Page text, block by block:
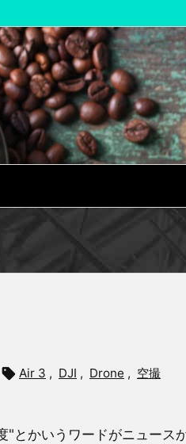
 Air 3 , DJI , Drone , 空撮
とかいうワードがニュース